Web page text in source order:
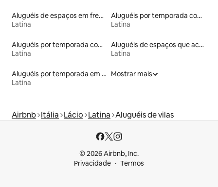
Aluguéis de espaços em frente à praia
Latina
Aluguéis por temporada com café da manhã
Latina
Aluguéis por temporada com banheira de hidromassagem
Latina
Aluguéis de espaços que aceitam animais de estimação
Latina
Aluguéis por temporada em hotéis-fazenda
Latina
Mostrar mais
Airbnb Itália Lácio Latina Aluguéis de vilas
© 2026 Airbnb, Inc.
Privacidade
Termos